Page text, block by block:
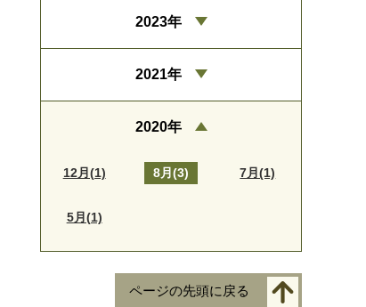
2023年
2021年
2020年
12月(1) 8月(3) 7月(1)
5月(1)
ページの先頭に戻る